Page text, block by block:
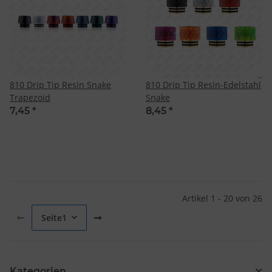
810 Drip Tip Resin Snake
Trapezoid
7,45 *
810 Drip Tip Resin-Edelstahl
Snake
8,45 *
Artikel 1 - 20 von 26
Seite1